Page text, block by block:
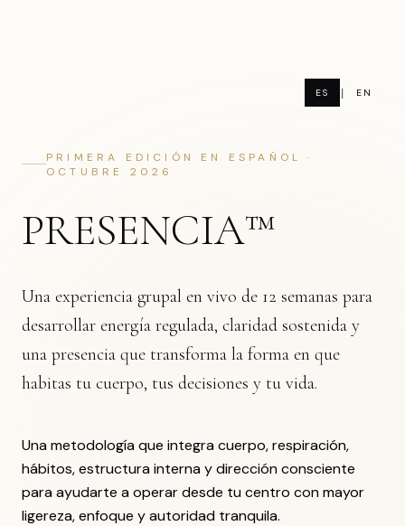
ES | EN
PRIMERA EDICIÓN EN ESPAÑOL ·
OCTUBRE 2026
PRESENCIA™
Una experiencia grupal en vivo de 12 semanas para
desarrollar energía regulada, claridad sostenida y
una presencia que transforma la forma en que
habitas tu cuerpo, tus decisiones y tu vida.
Una metodología que integra cuerpo, respiración,
hábitos, estructura interna y dirección consciente
para ayudarte a operar desde tu centro con mayor
ligereza, enfoque y autoridad tranquila.